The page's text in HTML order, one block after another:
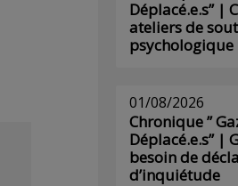
Déplacé.e.s” |
ateliers de
01/08/2026
Chronique ”
Déplacé.e.s” |
besoin de
d’inquiétude